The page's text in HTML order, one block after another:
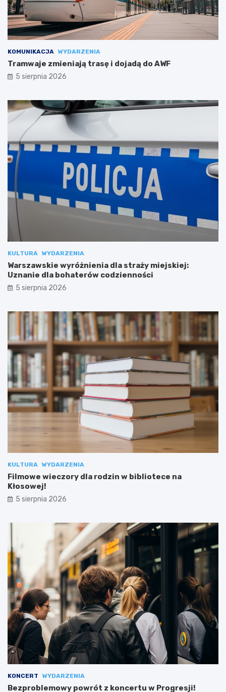
KOMUNIKACJA WYDARZENIA
Tramwaje zmieniają trasę i dojadą do AWF
5 sierpnia 2026
KULTURA WYDARZENIA
Warszawskie wyróżnienia dla straży miejskiej:
Uznanie dla bohaterów codzienności
5 sierpnia 2026
KULTURA WYDARZENIA
Filmowe wieczory dla rodzin w bibliotece na
Kłosowej!
5 sierpnia 2026
KONCERT WYDARZENIA
Bezproblemowy powrót z koncertu w Progresji!